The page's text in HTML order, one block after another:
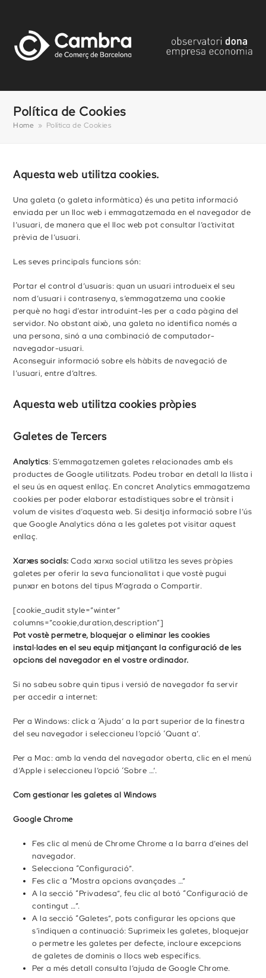
Política de Cookies
Home » Política de Cookies
Aquesta web utilitza cookies.
Una galeta (o galeta informàtica) és una petita informació
enviada per un lloc web i emmagatzemada en el navegador de
l’usuari, de manera que el lloc web pot consultar l’activitat
prèvia de l’usuari.
Les seves principals funcions són:
Portar el control d’usuaris: quan un usuari introdueix el seu
nom d’usuari i contrasenya, s’emmagatzema una cookie
perquè no hagi d’estar introduint-les per a cada pàgina del
servidor. No obstant això, una galeta no identifica només a
una persona, sinó a una combinació de computador-
navegador-usuari.
Aconseguir informació sobre els hàbits de navegació de
l’usuari, entre d’altres.
Aquesta web utilitza cookies pròpies
Galetes de Tercers
Analytics: S’emmagatzemen galetes relacionades amb els
productes de Google utilitzats. Podeu trobar en detall la llista i
el seu ús en aquest enllaç. En concret Analytics emmagatzema
cookies per poder elaborar estadístiques sobre el trànsit i
volum de visites d’aquesta web. Si desitja informació sobre l’ús
que Google Analytics dóna a les galetes pot visitar aquest
enllaç.
Xarxes socials: Cada xarxa social utilitza les seves pròpies
galetes per oferir la seva funcionalitat i que vostè pugui
punxar en botons del tipus M’agrada o Compartir.
[cookie_audit style=”winter”
columns=”cookie,duration,description”]
Pot vostè permetre, bloquejar o eliminar les cookies
instal·lades en el seu equip mitjançant la configuració de les
opcions del navegador en el vostre ordinador.
Si no sabeu sobre quin tipus i versió de navegador fa servir
per accedir a internet:
Per a Windows: click a ‘Ajuda’ a la part superior de la finestra
del seu navegador i seleccioneu l’opció ‘Quant a’.
Per a Mac: amb la venda del navegador oberta, clic en el menú
d’Apple i seleccioneu l’opció ‘Sobre …’.
Com gestionar les galetes al Windows
Google Chrome
Fes clic al menú de Chrome Chrome a la barra d’eines del
navegador.
Selecciona “Configuració”.
Fes clic a “Mostra opcions avançades …”
A la secció “Privadesa”, feu clic al botó “Configuració de
contingut …”.
A la secció “Galetes”, pots configurar les opcions que
s’indiquen a continuació: Suprimeix les galetes, bloquejar
o permetre les galetes per defecte, incloure excepcions
de galetes de dominis o llocs web específics.
Per a més detall consulta l’ajuda de Google Chrome.